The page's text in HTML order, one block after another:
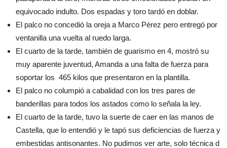
equivocado indulto. Dos espadas y toro tardó en doblar.
El palco no concedió la oreja a Marco Pérez pero entregó por
ventanilla una vuelta al ruedo larga.
El cuarto de la tarde, también de guarismo en 4, mostró su
muy aparente juventud, Amanda a una falta de fuerza para
soportar los 465 kilos que presentaron en la plantilla.
El palco no columpió a cabalidad con los tres pares de
banderillas para todos los astados como lo señala la ley.
El cuarto de la tarde, tuvo la suerte de caer en las manos de
Castella, que lo entendió y le tapó sus deficiencias de fuerza y
embestidas antisonantes. No pudimos ver arte, solo técnica d